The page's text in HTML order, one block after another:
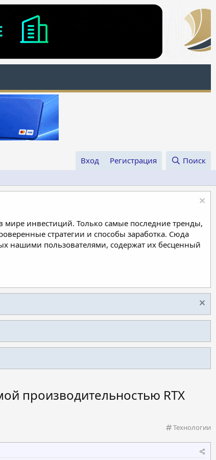
Вход Регистрация Поиск
инвестиций. Только самые последние тренды,
стратегии и способы заработка. Сюда
нашими пользователями, содержат их бесценный
производительностью RTX
К
т
Технологии